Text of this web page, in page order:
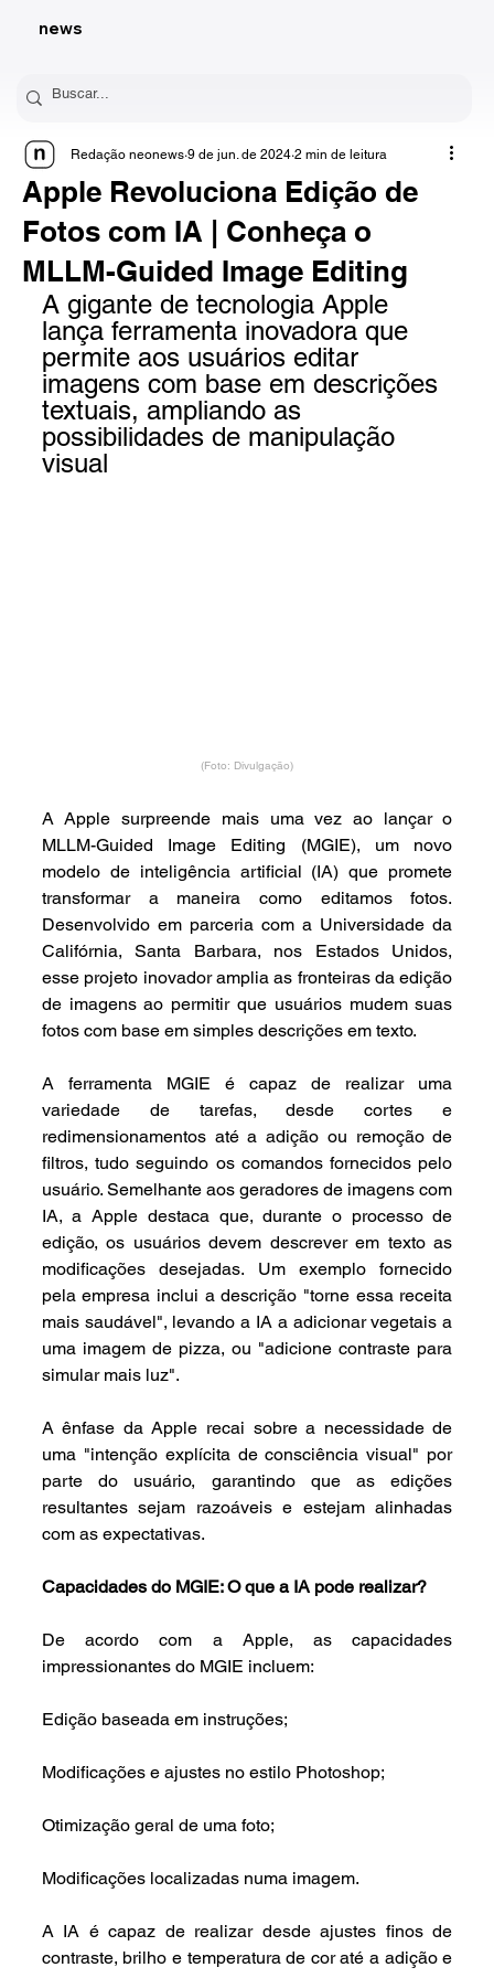
news
Apple Revoluciona Edição de
Fotos com IA | Conheça o
MLLM-Guided Image Editing
Redação neonews 9 de jun. de 2024 2 min de leitura
A gigante de tecnologia Apple
lança ferramenta inovadora que
permite aos usuários editar
imagens com base em descrições
textuais, ampliando as
possibilidades de manipulação
visual
(Foto: Divulgação)
A Apple surpreende mais uma vez ao lançar o
MLLM-Guided Image Editing (MGIE), um novo
modelo de inteligência artificial (IA) que promete
transformar a maneira como editamos fotos.
Desenvolvido em parceria com a Universidade da
Califórnia, Santa Barbara, nos Estados Unidos,
esse projeto inovador amplia as fronteiras da edição
de imagens ao permitir que usuários mudem suas
fotos com base em simples descrições em texto.
A ferramenta MGIE é capaz de realizar uma
variedade de tarefas, desde cortes e
redimensionamentos até a adição ou remoção de
filtros, tudo seguindo os comandos fornecidos pelo
usuário. Semelhante aos geradores de imagens com
IA, a Apple destaca que, durante o processo de
edição, os usuários devem descrever em texto as
modificações desejadas. Um exemplo fornecido
pela empresa inclui a descrição "torne essa receita
mais saudável", levando a IA a adicionar vegetais a
uma imagem de pizza, ou "adicione contraste para
simular mais luz".
A ênfase da Apple recai sobre a necessidade de
uma "intenção explícita de consciência visual" por
parte do usuário, garantindo que as edições
resultantes sejam razoáveis e estejam alinhadas
com as expectativas.
Capacidades do MGIE: O que a IA pode realizar?
De acordo com a Apple, as capacidades
impressionantes do MGIE incluem:
Edição baseada em instruções;
Modificações e ajustes no estilo Photoshop;
Otimização geral de uma foto;
Modificações localizadas numa imagem.
A IA é capaz de realizar desde ajustes finos de
contraste, brilho e temperatura de cor até a adição e